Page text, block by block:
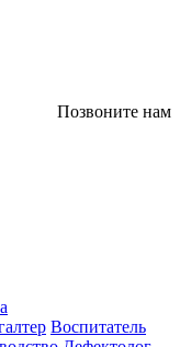
Позвоните нам
Воспитатель